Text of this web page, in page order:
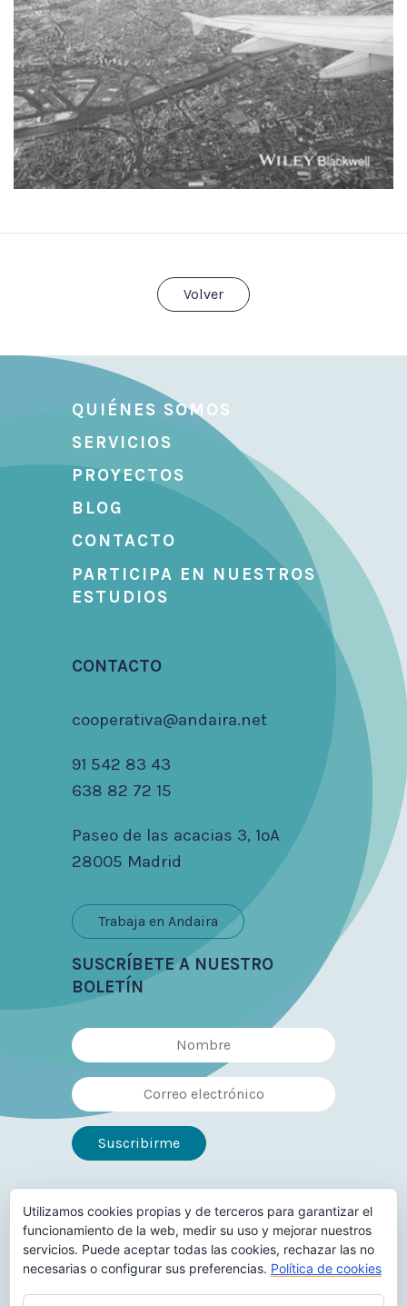
Volver
QUIÉNES SOMOS
SERVICIOS
PROYECTOS
BLOG
CONTACTO
PARTICIPA EN NUESTROS
ESTUDIOS
CONTACTO
cooperativa@andaira.net
91 542 83 43
638 82 72 15
Paseo de las acacias 3, 1ºA
28005 Madrid
Trabaja en Andaira
SUSCRÍBETE A NUESTRO
BOLETÍN
Síguenos en
Utilizamos cookies propias y de terceros para garantizar el
funcionamiento de la web, medir su uso y mejorar nuestros
servicios. Puede aceptar todas las cookies, rechazar las no
necesarias o configurar sus preferencias. Política de cookies